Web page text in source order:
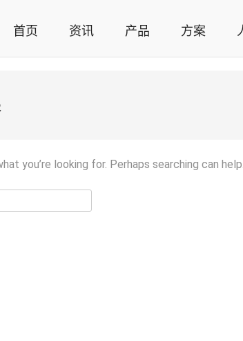
居系统，智能家居产品，智能家居解决方案，智能家居技
首页 资讯 产品 方案
you’re looking for. Perhaps searching can help.